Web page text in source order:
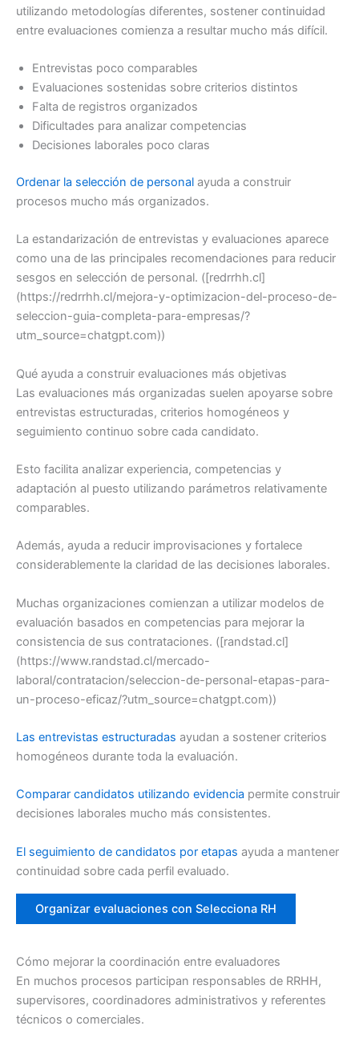
utilizando metodologías diferentes, sostener continuidad
entre evaluaciones comienza a resultar mucho más difícil.
Entrevistas poco comparables
Evaluaciones sostenidas sobre criterios distintos
Falta de registros organizados
Dificultades para analizar competencias
Decisiones laborales poco claras
Ordenar la selección de personal ayuda a construir
procesos mucho más organizados.
La estandarización de entrevistas y evaluaciones aparece
como una de las principales recomendaciones para reducir
sesgos en selección de personal. ([redrrhh.cl]
(https://redrrhh.cl/mejora-y-optimizacion-del-proceso-de-
seleccion-guia-completa-para-empresas/?
utm_source=chatgpt.com))
Qué ayuda a construir evaluaciones más objetivas
Las evaluaciones más organizadas suelen apoyarse sobre
entrevistas estructuradas, criterios homogéneos y
seguimiento continuo sobre cada candidato.
Esto facilita analizar experiencia, competencias y
adaptación al puesto utilizando parámetros relativamente
comparables.
Además, ayuda a reducir improvisaciones y fortalece
considerablemente la claridad de las decisiones laborales.
Muchas organizaciones comienzan a utilizar modelos de
evaluación basados en competencias para mejorar la
consistencia de sus contrataciones. ([randstad.cl]
(https://www.randstad.cl/mercado-
laboral/contratacion/seleccion-de-personal-etapas-para-
un-proceso-eficaz/?utm_source=chatgpt.com))
Las entrevistas estructuradas ayudan a sostener criterios
homogéneos durante toda la evaluación.
Comparar candidatos utilizando evidencia permite construir
decisiones laborales mucho más consistentes.
El seguimiento de candidatos por etapas ayuda a mantener
continuidad sobre cada perfil evaluado.
Organizar evaluaciones con Selecciona RH
Cómo mejorar la coordinación entre evaluadores
En muchos procesos participan responsables de RRHH,
supervisores, coordinadores administrativos y referentes
técnicos o comerciales.